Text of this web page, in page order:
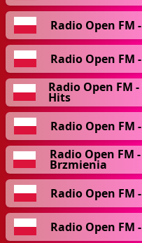
Radio Open FM
Radio Open FM
Radio Open FM
Hits
Radio Open FM
Radio Open FM
Brzmienia
Radio Open FM
Radio Open FM